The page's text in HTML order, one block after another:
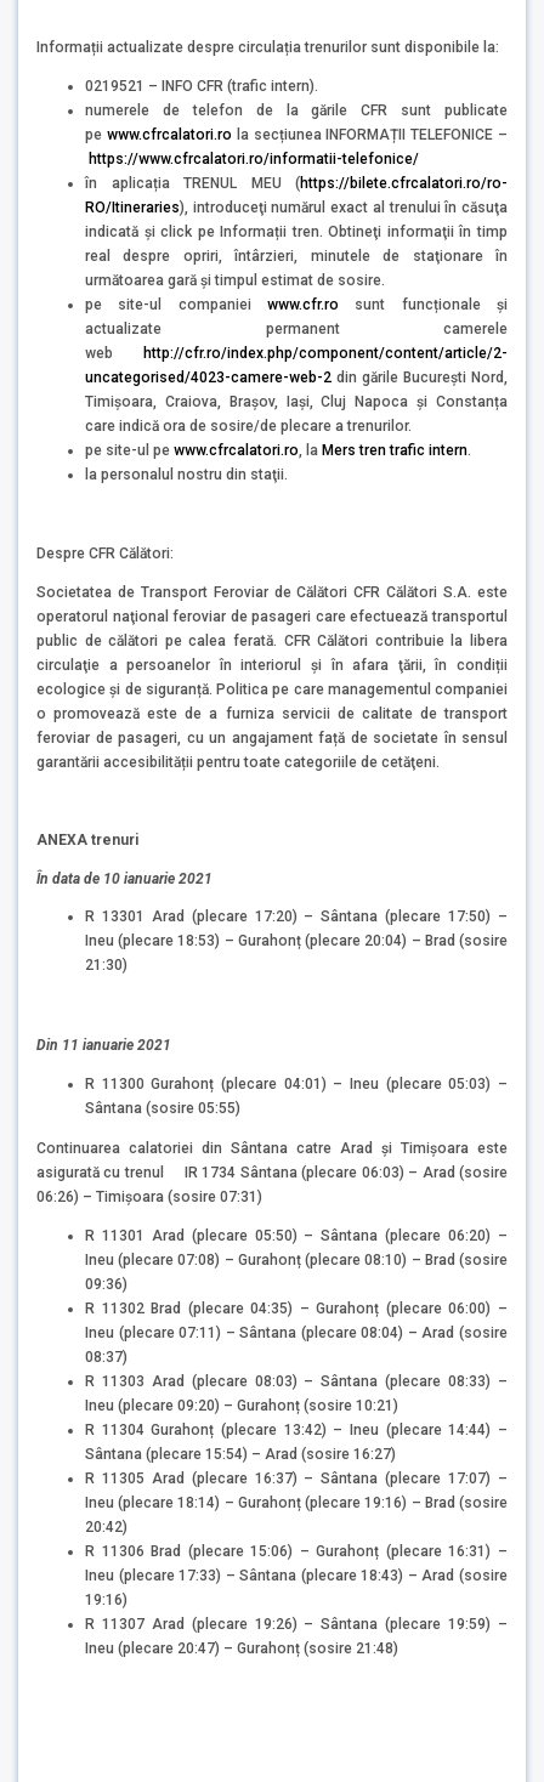
Informații actualizate despre circulația trenurilor sunt disponibile la:
0219521 – INFO CFR (trafic intern).
numerele de telefon de la gările CFR sunt publicate
pe www.cfrcalatori.ro la secțiunea INFORMAȚII TELEFONICE –
https://www.cfrcalatori.ro/informatii-telefonice/
în aplicația TRENUL MEU (https://bilete.cfrcalatori.ro/ro-
RO/Itineraries), introduceţi numărul exact al trenului în căsuţa
indicată şi click pe Informații tren. Obtineţi informaţii în timp
real despre opriri, întârzieri, minutele de staţionare în
următoarea gară şi timpul estimat de sosire.
pe site-ul companiei www.cfr.ro sunt funcționale și
actualizate permanent camerele
web
http://cfr.ro/index.php/component/content/article/2-
uncategorised/4023-camere-web-2 din gările București Nord,
Timișoara, Craiova, Brașov, Iași, Cluj Napoca și Constanța
care indică ora de sosire/de plecare a trenurilor.
pe site-ul pe www.cfrcalatori.ro, la Mers tren trafic intern.
la personalul nostru din staţii.
Despre CFR Călători:
Societatea de Transport Feroviar de Călători CFR Călători S.A. este
operatorul naţional feroviar de pasageri care efectuează transportul
public de călători pe calea ferată. CFR Călători contribuie la libera
circulaţie a persoanelor în interiorul şi în afara ţării, în condiții
ecologice și de siguranță. Politica pe care managementul companiei
o promovează este de a furniza servicii de calitate de transport
feroviar de pasageri, cu un angajament față de societate în sensul
garantării accesibilității pentru toate categoriile de cetăţeni.
ANEXA trenuri
În data de 10 ianuarie 2021
R 13301 Arad (plecare 17:20) – Sântana (plecare 17:50) –
Ineu (plecare 18:53) – Gurahonț (plecare 20:04) – Brad (sosire
21:30)
Din 11 ianuarie 2021
R 11300 Gurahonț (plecare 04:01) – Ineu (plecare 05:03) –
Sântana (sosire 05:55)
Continuarea calatoriei din Sântana catre Arad și Timișoara este
asigurată cu trenul IR 1734 Sântana (plecare 06:03) – Arad (sosire
06:26) – Timișoara (sosire 07:31)
R 11301 Arad (plecare 05:50) – Sântana (plecare 06:20) –
Ineu (plecare 07:08) – Gurahonț (plecare 08:10) – Brad (sosire
09:36)
R 11302 Brad (plecare 04:35) – Gurahonț (plecare 06:00) –
Ineu (plecare 07:11) – Sântana (plecare 08:04) – Arad (sosire
08:37)
R 11303 Arad (plecare 08:03) – Sântana (plecare 08:33) –
Ineu (plecare 09:20) – Gurahonț (sosire 10:21)
R 11304 Gurahonț (plecare 13:42) – Ineu (plecare 14:44) –
Sântana (plecare 15:54) – Arad (sosire 16:27)
R 11305 Arad (plecare 16:37) – Sântana (plecare 17:07) –
Ineu (plecare 18:14) – Gurahonț (plecare 19:16) – Brad (sosire
20:42)
R 11306 Brad (plecare 15:06) – Gurahonț (plecare 16:31) –
Ineu (plecare 17:33) – Sântana (plecare 18:43) – Arad (sosire
19:16)
R 11307 Arad (plecare 19:26) – Sântana (plecare 19:59) –
Ineu (plecare 20:47) – Gurahonț (sosire 21:48)